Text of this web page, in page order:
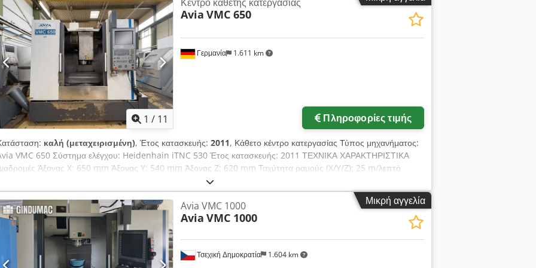
1 / 11
Γερμανία 1.611 km
Κέντρο κάθετης κατεργασίας
Avia VMC 650
Πληροφορίες τιμής
καλή (μεταχειρισμένη), Έτος κατασκευής: 2011, Κάθετο κέντρο κατεργασίας Τύπος μηχανήματος:
VMC 650 Σύστημα ελέγχου: Heidenhain iTNC 530 Έτος κατασκευής: 2011 ΤΕΧΝΙΚΑ ΧΑΡΑΚΤΗΡΙΣΤΙΚΑ
Άξονας X: 650 mm Άξονας Y: 540 mm Άξονας Z: 620 mm Ταχύτητα ραμούς (X/Y/Z): 25 m/λεπτό
Μέγιστη ταχύτητα περιστροφής: 10.000 στροφές/λεπτό Υποδοχή εργαλείων: ISO 40 Θέσεις εργαλείων: 24
τραπεζιού: 800 x 540 mm Μέγιστο βάρος τεμαχίου: 700 kg Χαρακτηριστικά εξοπλισμού Dcedpfezi Dz
Aftek Σύστημα απομάκρυνσης γλυφών Ηλεκτρονικό χειροκίνητο τιμόνι Εσωτερική ψύξη (IKZ): bar
μέτρησης: Renishaw
Μικρή αγγελία
Τσεχική Δημοκρατία 1.604 km
Avia VMC 1000
Avia VMC 1000